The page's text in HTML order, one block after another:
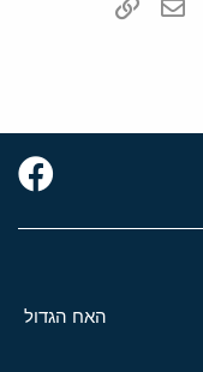
WhatsAppדואר אלקטרוני
האח הגדול